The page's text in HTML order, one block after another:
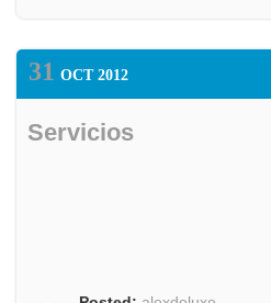
31 OCT 2012
Servicios